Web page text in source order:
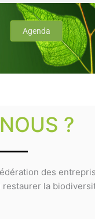
Agenda
?
des
la